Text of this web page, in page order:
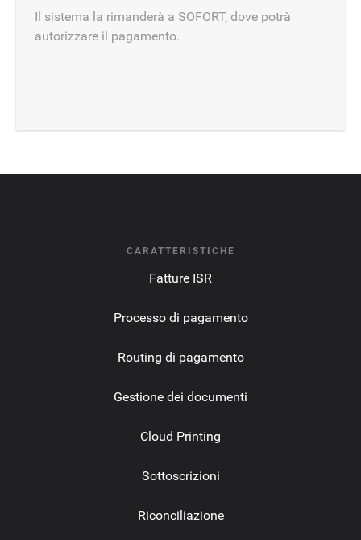
Il sistema la rimanderà a SOFORT, dove potrà
autorizzare il pagamento.
CARATTERISTICHE
Fatture ISR
Processo di pagamento
Routing di pagamento
Gestione dei documenti
Cloud Printing
Sottoscrizioni
Riconciliazione